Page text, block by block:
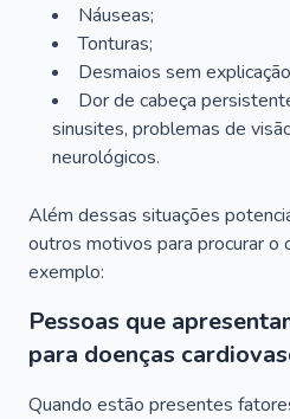
Náuseas;
Tonturas;
Desmaios sem
Dor de cabeça
sinusites, problemas de
neurológicos.
Além dessas situações
outros motivos para procurar o
exemplo:
Pessoas que
para doenças
Quando estão presentes